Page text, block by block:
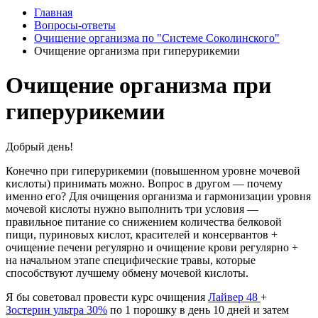
Главная
Вопросы-ответы
Очищение организма по "Системе Соколинского"
Очищение организма при гиперурикемии
Очищение организма при
гиперурикемии
Добрый день!
Конечно при гиперурикемии (повышенном уровне мочевой
кислоты) принимать можно. Вопрос в другом — почему
именно его? Для очищения организма и гармонизации уровня
мочевой кислоты нужно выполнить три условия —
правильное питание со снижением количества белковой
пищи, пуриновых кислот, красителей и консервантов +
очищение печени регулярно и очищение крови регулярно +
на начальном этапе специфические травы, которые
способствуют лучшему обмену мочевой кислоты.
Я бы советовал провести курс очищения Лайвер 48 +
Зостерин ультра 30% по 1 порошку в день 10 дней и затем